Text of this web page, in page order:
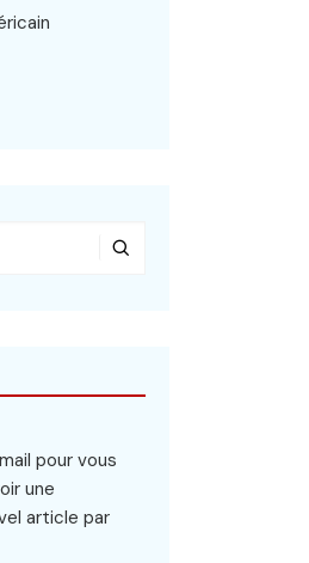
pour vous
une
article par